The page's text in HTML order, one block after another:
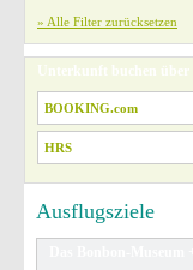
» Alle Filter zurücksetzen
Unterkunft buchen über
BOOKING.com
HRS
Ausflugsziele